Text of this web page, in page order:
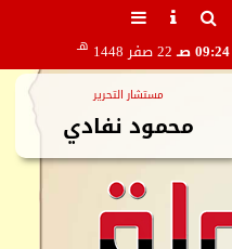
09:24 صـ 22 صفر 1448 هـ
مستشار التحرير
محمود نفادي